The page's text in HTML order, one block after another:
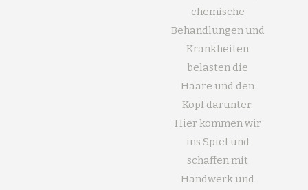
chemische
Behandlungen und
Krankheiten
belasten die
Haare und den
Kopf darunter.
Hier kommen wir
ins Spiel und
schaffen mit
Handwerk und